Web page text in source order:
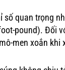
số quan trọng
pound). Đối
men xoắn